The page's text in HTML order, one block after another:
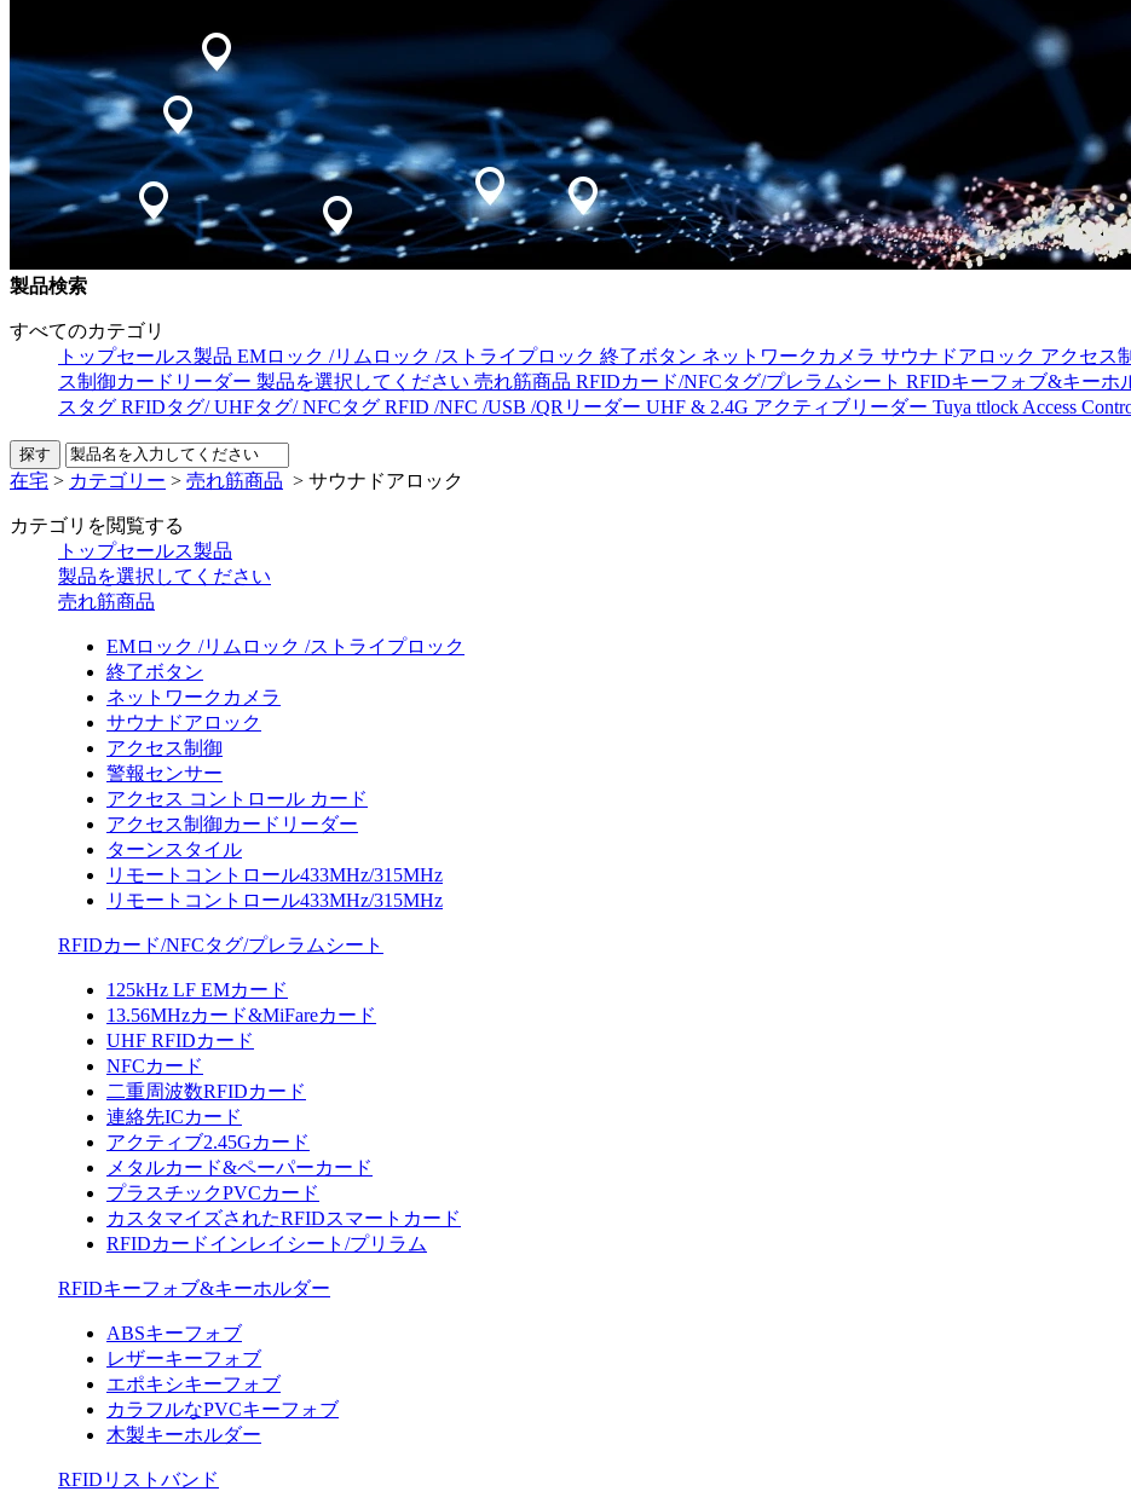
製品検索
すべてのカテゴリ
トップセールス製品 EMロック /リムロック /ストライプロック 終了ボタン ネットワークカメラ サウナドアロック アクセス
ス制御カードリーダー 製品を選択してください 売れ筋商品 RFIDカード/NFCタグ/プレラムシート RFIDキーフォブ&キーホ
スタグ RFIDタグ/ UHFタグ/ NFCタグ RFID /NFC /USB /QRリーダー UHF & 2.4G アクティブリーダー Tuya ttlock Access
在宅 > カテゴリー > 売れ筋商品 > サウナドアロック
カテゴリを閲覧する
トップセールス製品
製品を選択してください
売れ筋商品
EMロック /リムロック /ストライプロック
終了ボタン
ネットワークカメラ
サウナドアロック
アクセス制御
警報センサー
アクセス コントロール カード
アクセス制御カードリーダー
ターンスタイル
リモートコントロール433MHz/315MHz
リモートコントロール433MHz/315MHz
RFIDカード/NFCタグ/プレラムシート
125kHz LF EMカード
13.56MHzカード&MiFareカード
UHF RFIDカード
NFCカード
二重周波数RFIDカード
連絡先ICカード
アクティブ2.45Gカード
メタルカード&ペーパーカード
プラスチックPVCカード
カスタマイズされたRFIDスマートカード
RFIDカードインレイシート/プリラム
RFIDキーフォブ&キーホルダー
ABSキーフォブ
レザーキーフォブ
エポキシキーフォブ
カラフルなPVCキーフォブ
木製キーホルダー
RFIDリストバンド